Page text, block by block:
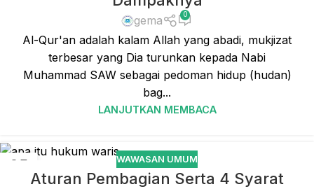
gema 0
Al-Qur'an adalah kalam Allah yang abadi, mukjizat
terbesar yang Dia turunkan kepada Nabi
Muhammad SAW sebagai pedoman hidup (hudan)
bag...
LANJUTKAN MEMBACA
25 WAWASAN UMUM
Aturan Pembagian Serta 4 Syarat